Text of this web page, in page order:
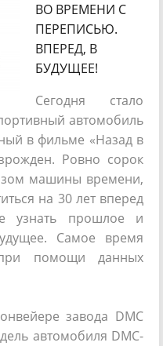
ВО ВРЕМЕНИ С
ПЕРЕПИСЬЮ.
ВПЕРЕД, В
БУДУЩЕЕ!
Сегодня стало
автомобиль
в фильме «Назад в
Ровно сорок
машины времени,
на 30 лет вперед
узнать прошлое и
Самое время
помощи данных
завода DMC
автомобиля DMC-